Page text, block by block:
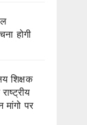
होगी
शिक्षक
मांगो पर